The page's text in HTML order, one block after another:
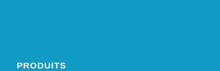
PRODUITS